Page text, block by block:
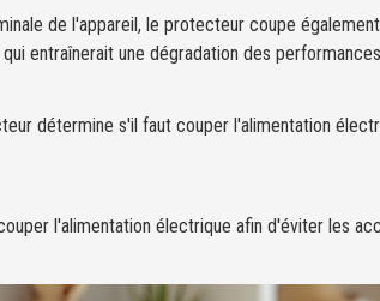
de l'appareil, le protecteur coupe
entraînerait une dégradation des
détermine s'il faut couper l'alimentation
l'alimentation électrique afin d'éviter les